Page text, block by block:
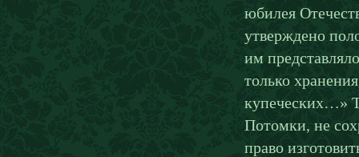
юбилея
утверждено
им
только
купеческих…»
Потомки, не
право